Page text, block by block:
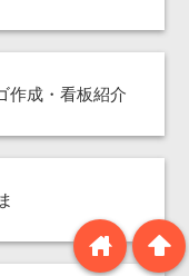
作成・看板紹介
arrowup
home